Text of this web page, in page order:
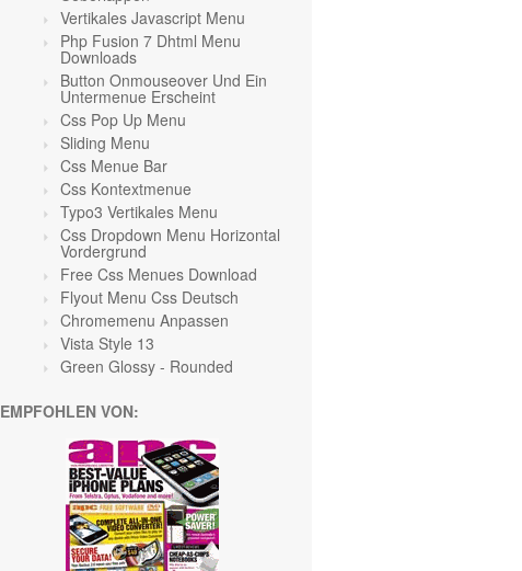
Vertikales Javascript Menu
Php Fusion 7 Dhtml Menu
Downloads
Button Onmouseover Und Ein
Untermenue Erscheint
Css Pop Up Menu
Sliding Menu
Css Menue Bar
Css Kontextmenue
Typo3 Vertikales Menu
Css Dropdown Menu Horizontal
Vordergrund
Free Css Menues Download
Flyout Menu Css Deutsch
Chromemenu Anpassen
Vista Style 13
Green Glossy - Rounded
EMPFOHLEN VON: